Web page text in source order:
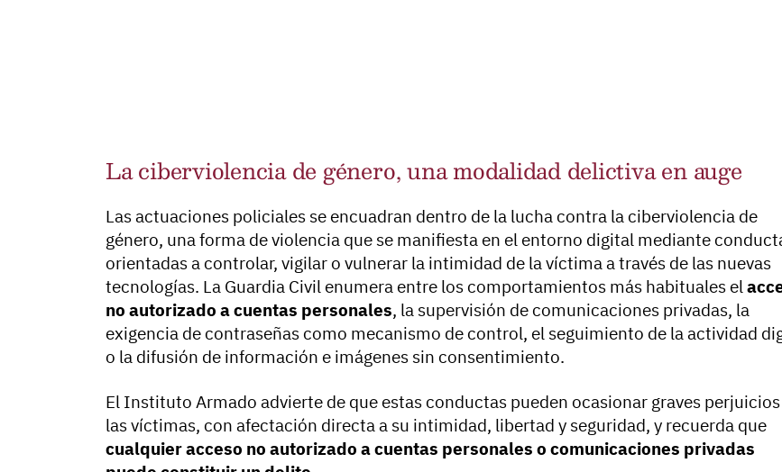
La ciberviolencia de género, una modalidad delictiva en auge
Las actuaciones policiales se encuadran dentro de la lucha contra la ciberviolencia de
género, una forma de violencia que se manifiesta en el entorno digital mediante
orientadas a controlar, vigilar o vulnerar la intimidad de la víctima a través de las nuevas
tecnologías. La Guardia Civil enumera entre los comportamientos más habituales el
no autorizado a cuentas personales, la supervisión de comunicaciones privadas, la
exigencia de contraseñas como mecanismo de control, el seguimiento de la actividad
o la difusión de información e imágenes sin consentimiento.
El Instituto Armado advierte de que estas conductas pueden ocasionar graves
las víctimas, con afectación directa a su intimidad, libertad y seguridad, y recuerda que
cualquier acceso no autorizado a cuentas personales o comunicaciones privadas